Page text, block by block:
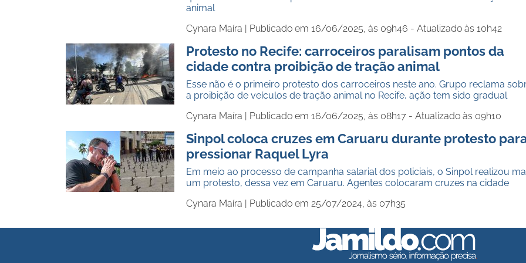
animal
Cynara Maíra | Publicado em 16/06/2025, às 09h46 - Atualizado às 10h42
Protesto no Recife: carroceiros paralisam pontos da
cidade contra proibição de tração animal
Esse não é o primeiro protesto dos carroceiros neste ano. Grupo reclama
a proibição de veículos de tração animal no Recife, ação tem sido gradual
Cynara Maíra | Publicado em 16/06/2025, às 08h17 - Atualizado às 09h10
Sinpol coloca cruzes em Caruaru durante protesto
pressionar Raquel Lyra
Em meio ao processo de campanha salarial dos policiais, o Sinpol realizou
um protesto, dessa vez em Caruaru. Agentes colocaram cruzes na cidade
Cynara Maíra | Publicado em 25/07/2024, às 07h35